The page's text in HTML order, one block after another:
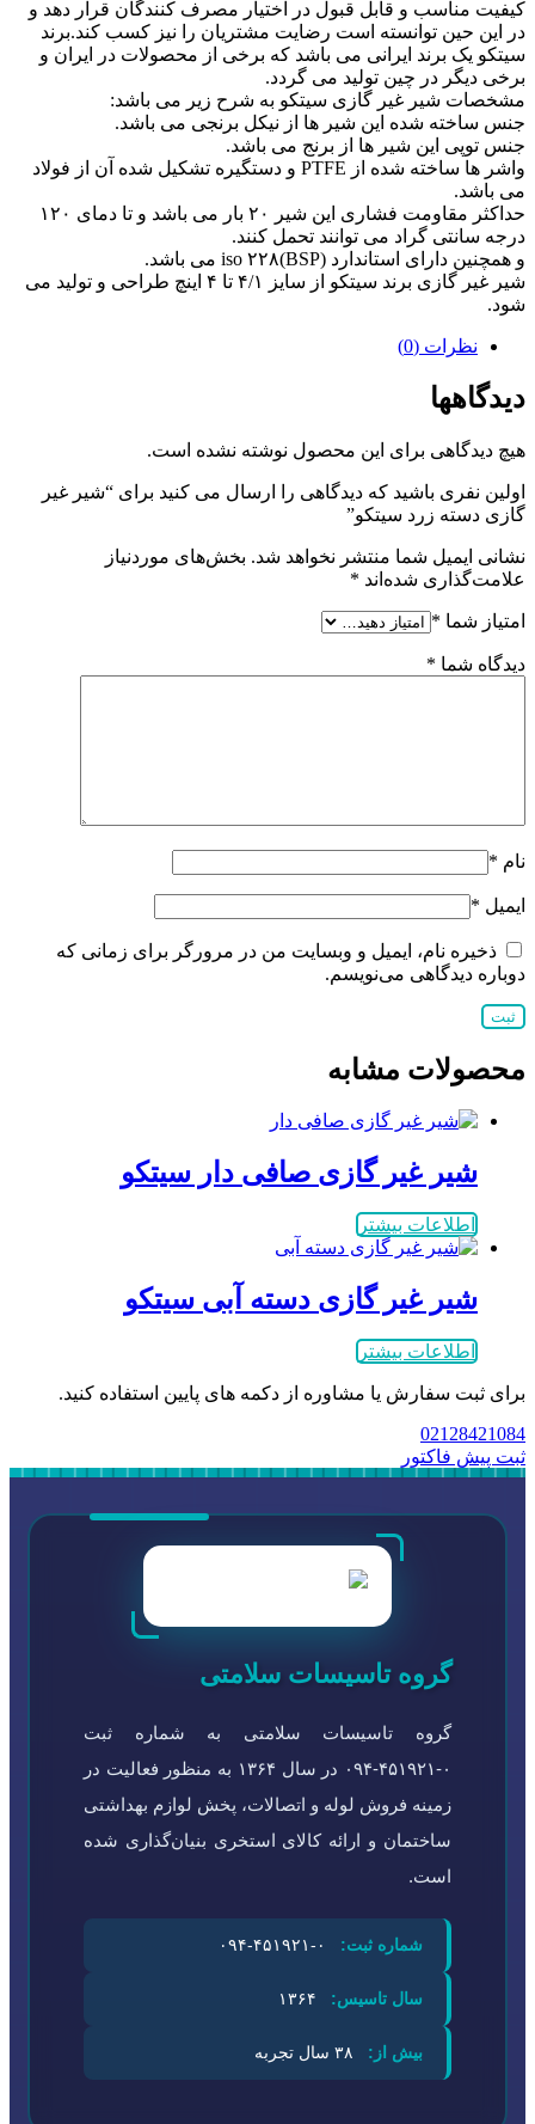
کیفیت مناسب و قابل قبول در اختیار مصرف کنندگان قرار دهد و
در این حین توانسته است رضایت مشتریان را نیز کسب کند.برند
سیتکو یک برند ایرانی می باشد که برخی از محصولات در ایران و
برخی دیگر در چین تولید می گردد.
مشخصات شیر غیر گازی سیتکو به شرح زیر می باشد:
جنس ساخته شده این شیر ها از نیکل برنجی می باشد.
جنس توپی این شیر ها از برنج می باشد.
واشر ها ساخته شده از PTFE و دستگیره تشکیل شده آن از فولاد
می باشد.
حداکثر مقاومت فشاری این شیر ۲۰ بار می باشد و تا دمای ۱۲۰
درجه سانتی گراد می توانند تحمل کنند.
و همچنین دارای استاندارد iso ۲۲۸(BSP) می باشد.
شیر غیر گازی برند سیتکو از سایز ۴/۱ تا ۴ اینچ طراحی و تولید می
شود.
نظرات (0)
دیدگاهها
هیچ دیدگاهی برای این محصول نوشته نشده است.
اولین نفری باشید که دیدگاهی را ارسال می کنید برای “شیر غیر
گازی دسته زرد سیتکو”
نشانی ایمیل شما منتشر نخواهد شد. بخش‌های موردنیاز
علامت‌گذاری شده‌اند *
امتیاز شما *
دیدگاه شما *
نام *
ایمیل *
ذخیره نام، ایمیل و وبسایت من در مرورگر برای زمانی که
دوباره دیدگاهی می‌نویسم.
محصولات مشابه
شیر غیر گازی صافی دار سیتکو
اطلاعات بیشتر
شیر غیر گازی دسته آبی سیتکو
اطلاعات بیشتر
برای ثبت سفارش یا مشاوره از دکمه های پایین استفاده کنید.
02128421084
ثبت پیش فاکتور
گروه تاسیسات سلامتی
گروه تاسیسات سلامتی به شماره ثبت
۰-۴۵۱۹۲۱-۰۹۴ در سال ۱۳۶۴ به منظور فعالیت در
زمینه فروش لوله و اتصالات، پخش لوازم بهداشتی
ساختمان و ارائه کالای استخری بنیان‌گذاری شده
است.
شماره ثبت:
سال تاسیس:
بیش از: